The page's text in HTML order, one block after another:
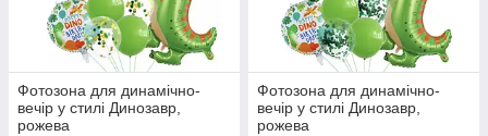
Фотозона для динамічно-
вечір у стилі Динозавр,
рожева
Фотозона для динамічно-
вечір у стилі Динозавр,
рожева